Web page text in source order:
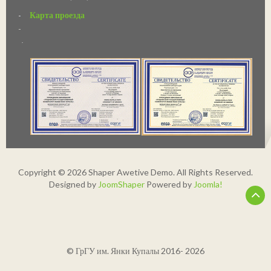
Карта проезда
Copyright © 2026 Shaper Awetive Demo. All Rights Reserved.
Designed by JoomShaper Powered by Joomla!
© ГрГУ им. Янки Купалы 2016- 2026